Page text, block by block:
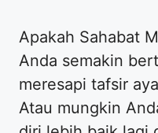
Apakah Sahabat
Anda semakin
meresapi tafsir
Atau mungkin